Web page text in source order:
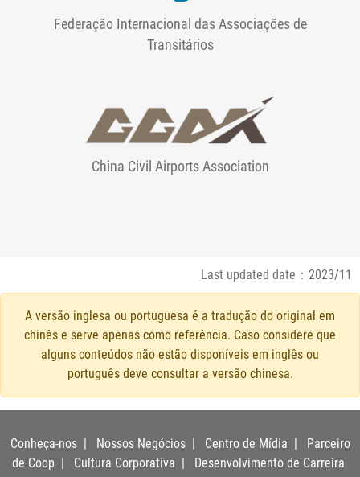
Federação Internacional das Associações de
Transitários
China Civil Airports Association
Last updated date：2023/11
A versão inglesa ou portuguesa é a tradução do original em
chinês e serve apenas como referência. Caso considere que
alguns conteúdos não estão disponíveis em inglês ou
português deve consultar a versão chinesa.
Conheça-nos| Nossos Negócios| Centro de Mídia | Parceiro
de Coop | Cultura Corporativa | Desenvolvimento de Carreira